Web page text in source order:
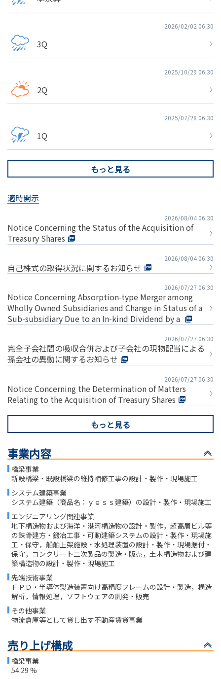
2026/02/02 06:30
3Q
2025/10/29 06:30
2Q
2025/07/28 06:30
1Q
もっと見る
適時開示
2026/08/04 06:30
Notice Concerning the Status of the Acquisition of
Treasury Shares
2026/08/04 06:30
自己株式の取得状況に関するお知らせ
2026/07/27 06:30
Notice Concerning Absorption-type Merger among
Wholly Owned Subsidiaries and Change in Status of a
Sub-subsidiary Due to an In-kind Dividend by a
2026/07/27 06:30
完全子会社間の吸収合併および子会社の現物配当による
孫会社の異動に関するお知らせ
2026/07/27 06:30
Notice Concerning the Determination of Matters
Relating to the Acquisition of Treasury Shares
もっと見る
事業内容
橋梁事業
新設橋梁・既設橋梁の維持補修工事の設計・製作・現場施工
システム建築事業
システム建築（商品名：ｙｅｓｓ建築）の設計・製作・現場施工
エンジニアリング関連事業
地下構造物および海洋・港湾構造物の設計・製作，超高層ビル等
の鉄骨建方・鍛冶工事・可動建築システムの設計・製作・現場施
工・保守，船舶上架施設・水処理装置の設計・製作・現場据付・
保守，コンクリート二次製品の製造・販売，土木構造物および建
築構造物の設計・製作・現場施工
先端技術事業
ＦＰＤ・半導体製造装置向け高精度フレームの設計・製造，構造
解析，情報処理，ソフトウェアの開発・販売
その他事業
物流倉庫等として貸し出す不動産賃貸事業
売り上げ構成
橋梁事業
54.29 %